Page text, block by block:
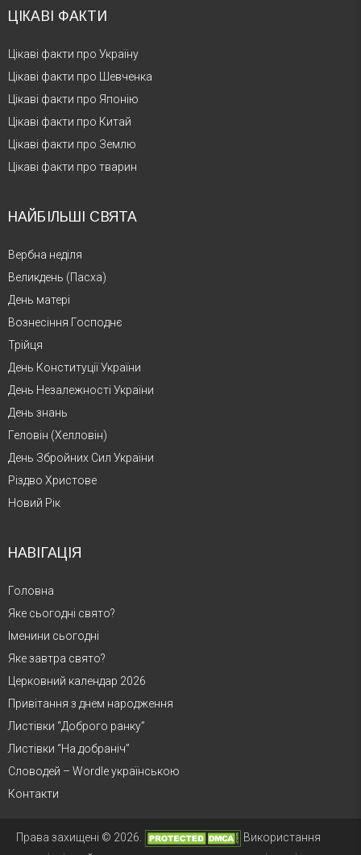
ЦІКАВІ ФАКТИ
Цікаві факти про Україну
Цікаві факти про Шевченка
Цікаві факти про Японію
Цікаві факти про Китай
Цікаві факти про Землю
Цікаві факти про тварин
НАЙБІЛЬШІ СВЯТА
Вербна неділя
Великдень (Пасха)
День матері
Вознесіння Господнє
Трійця
День Конституції України
День Незалежності України
День знань
Геловін (Хелловін)
День Збройних Сил України
Різдво Христове
Новий Рік
НАВІГАЦІЯ
Головна
Яке сьогодні свято?
Іменини сьогодні
Яке завтра свято?
Церковний календар 2026
Привітання з днем народження
Листівки “Доброго ранку”
Листівки “На добраніч”
Словодей – Wordle українською
Контакти
Права захищені © 2026.
Використання